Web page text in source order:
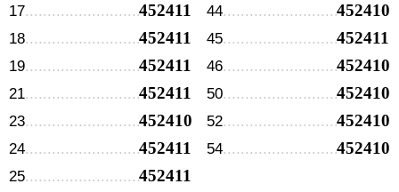
17 452411
18 452411
19 452411
21 452411
23 452410
24 452411
25 452411
44 452410
45 452411
46 452410
50 452410
52 452410
54 452410